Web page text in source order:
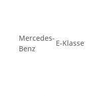
Mercedes-
Benz
E-Klasse